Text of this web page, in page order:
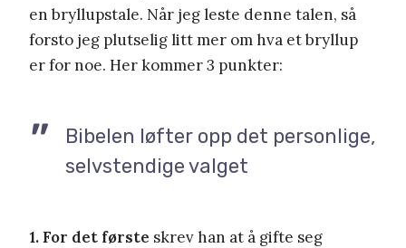
en bryllupstale. Når jeg leste denne talen, så
forsto jeg plutselig litt mer om hva et bryllup
er for noe. Her kommer 3 punkter:
Bibelen løfter opp det personlige,
selvstendige valget
1. For det første skrev han at å gifte seg